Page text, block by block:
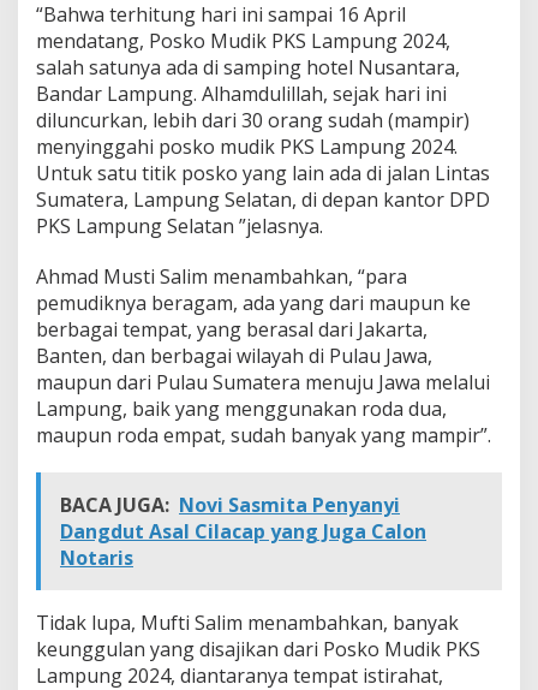
“Bahwa terhitung hari ini sampai 16 April
mendatang, Posko Mudik PKS Lampung 2024,
salah satunya ada di samping hotel Nusantara,
Bandar Lampung. Alhamdulillah, sejak hari ini
diluncurkan, lebih dari 30 orang sudah (mampir)
menyinggahi posko mudik PKS Lampung 2024.
Untuk satu titik posko yang lain ada di jalan Lintas
Sumatera, Lampung Selatan, di depan kantor DPD
PKS Lampung Selatan ”jelasnya.
Ahmad Musti Salim menambahkan, “para
pemudiknya beragam, ada yang dari maupun ke
berbagai tempat, yang berasal dari Jakarta,
Banten, dan berbagai wilayah di Pulau Jawa,
maupun dari Pulau Sumatera menuju Jawa melalui
Lampung, baik yang menggunakan roda dua,
maupun roda empat, sudah banyak yang mampir”.
BACA JUGA: Novi Sasmita Penyanyi
Dangdut Asal Cilacap yang Juga Calon
Notaris
Tidak lupa, Mufti Salim menambahkan, banyak
keunggulan yang disajikan dari Posko Mudik PKS
Lampung 2024, diantaranya tempat istirahat,